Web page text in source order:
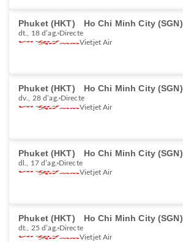
Phuket (HKT) Ho Chi Minh City (SGN)
dt., 18 d’ag. Directe
Vietjet Air
Phuket (HKT) Ho Chi Minh City (SGN)
dv., 28 d’ag. Directe
Vietjet Air
Phuket (HKT) Ho Chi Minh City (SGN)
dl., 17 d’ag. Directe
Vietjet Air
Phuket (HKT) Ho Chi Minh City (SGN)
dt., 25 d’ag. Directe
Vietjet Air